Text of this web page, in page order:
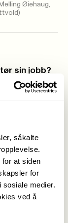
såkalte
at siden
for
medier.
ved å
Øiehaug,
sin jobb?
utalarmer
110
og
ved
oss og